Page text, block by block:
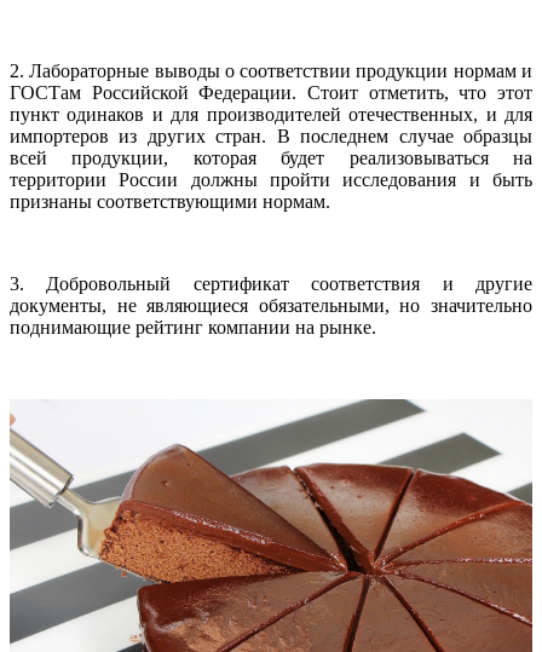
2. Лабораторные выводы о соответствии продукции нормам и
ГОСТам Российской Федерации. Стоит отметить, что этот
пункт одинаков и для производителей отечественных, и для
импортеров из других стран. В последнем случае образцы
всей продукции, которая будет реализовываться на
территории России должны пройти исследования и быть
признаны соответствующими нормам.
3. Добровольный сертификат соответствия и другие
документы, не являющиеся обязательными, но значительно
поднимающие рейтинг компании на рынке.